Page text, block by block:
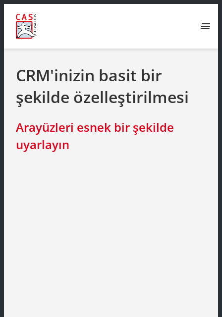
menu
CRM'inizin basit bir
şekilde özelleştirilmesi
Arayüzleri esnek bir şekilde
uyarlayın